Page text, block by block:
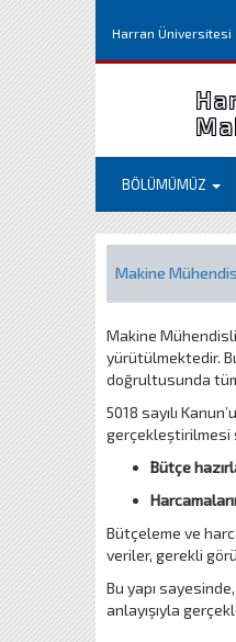
Harran Üniversitesi
BÖLÜMÜMÜZ
Makine
Makine
yürütülmektedir.
doğrultusunda
5018 sayılı
gerçekleştirilmesi
Bütçe
Bütçeleme ve
veriler, gerekli
Bu yapı
anlayışıyla